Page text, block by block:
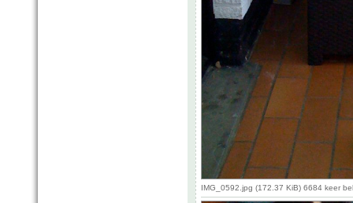
IMG_0592.jpg (172.37 KiB) 6684 keer